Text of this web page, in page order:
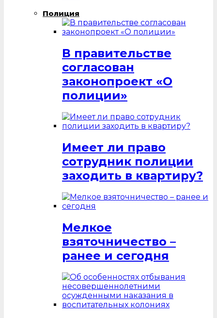
Полиция
В правительстве
согласован
законопроект «О
полиции»
Имеет ли право
сотрудник полиции
заходить в квартиру?
Мелкое
взяточничество –
ранее и сегодня